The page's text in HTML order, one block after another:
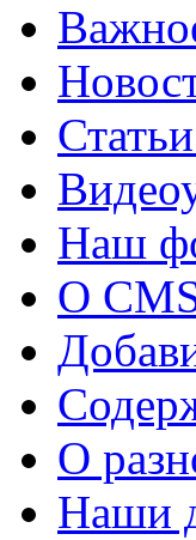
Наш
О
О
Наши